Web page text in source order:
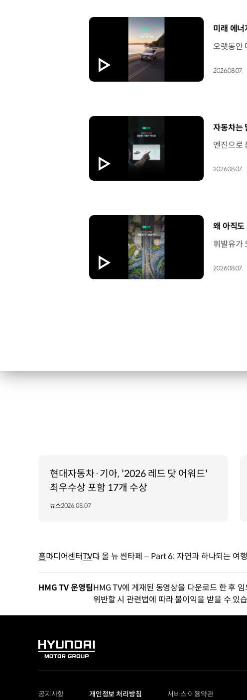
[동영상]
미래 에너
2026.08.07.
[동영상]
자동차는
2026.08.07.
[동영상]
왜 아직도
2026.08.07.
현대자동차·기아, '2026 레드 닷 어워드'
최우수상 포함 17개 수상
뉴스2026.08.07
홈미디어센터TV디 올 뉴 싼타페 – Part 6: 자연과 하나되는 여행
HMG TV 운영팀HMG TV에 게재된 동영상을 다운로드 한 후
위반할 시 관련법에 따라 불이익을 받을 수 있
HYUNDAI
GROUP
공지사항 개인정보 처리방침 서비스 이용약관